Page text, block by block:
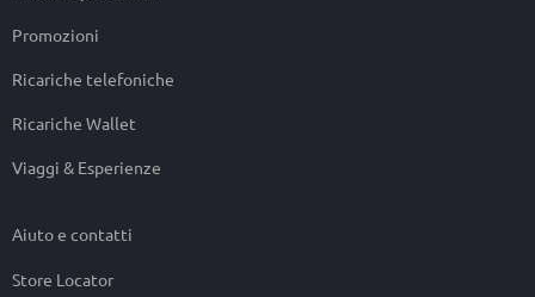
Promozioni
Ricariche telefoniche
Ricariche Wallet
Viaggi & Esperienze
Aiuto e contatti
Store Locator